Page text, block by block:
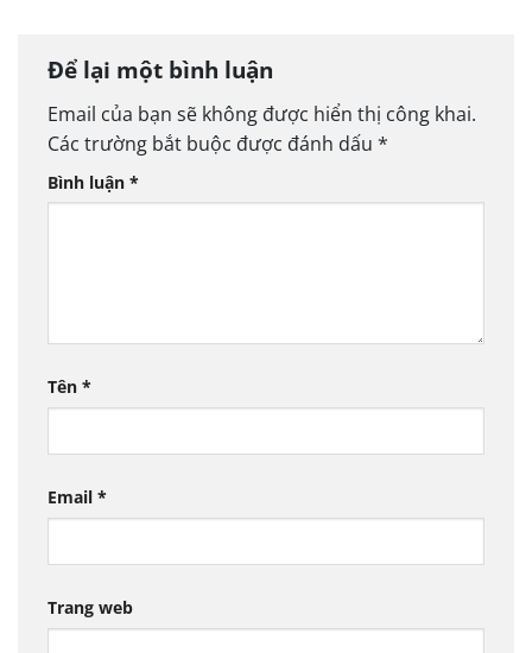
Để lại một bình luận
Email của bạn sẽ không được hiển thị công khai.
Các trường bắt buộc được đánh dấu *
Bình luận *
Tên *
Email *
Trang web